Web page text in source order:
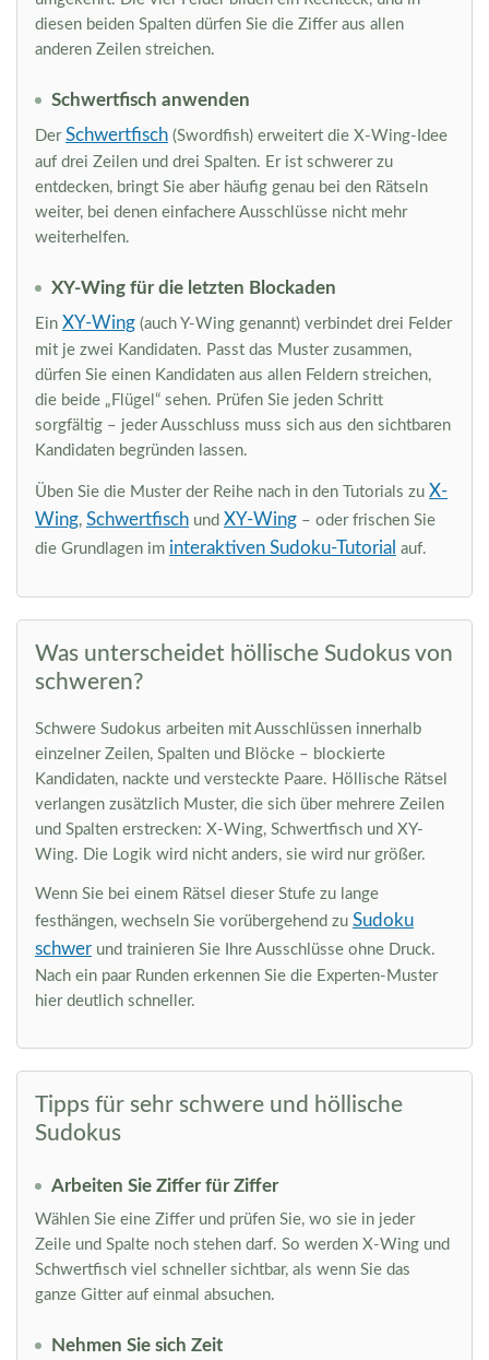
diesen beiden Spalten dürfen Sie die Ziffer aus allen
anderen Zeilen streichen.
Schwertfisch anwenden
Der Schwertfisch (Swordfish) erweitert die X-Wing-Idee
auf drei Zeilen und drei Spalten. Er ist schwerer zu
entdecken, bringt Sie aber häufig genau bei den Rätseln
weiter, bei denen einfachere Ausschlüsse nicht mehr
weiterhelfen.
XY-Wing für die letzten Blockaden
Ein XY-Wing (auch Y-Wing genannt) verbindet drei Felder
mit je zwei Kandidaten. Passt das Muster zusammen,
dürfen Sie einen Kandidaten aus allen Feldern streichen,
die beide „Flügel“ sehen. Prüfen Sie jeden Schritt
sorgfältig – jeder Ausschluss muss sich aus den sichtbaren
Kandidaten begründen lassen.
Üben Sie die Muster der Reihe nach in den Tutorials zu X-
Wing, Schwertfisch und XY-Wing – oder frischen Sie
die Grundlagen im interaktiven Sudoku-Tutorial auf.
Was unterscheidet höllische Sudokus von
schweren?
Schwere Sudokus arbeiten mit Ausschlüssen innerhalb
einzelner Zeilen, Spalten und Blöcke – blockierte
Kandidaten, nackte und versteckte Paare. Höllische Rätsel
verlangen zusätzlich Muster, die sich über mehrere Zeilen
und Spalten erstrecken: X-Wing, Schwertfisch und XY-
Wing. Die Logik wird nicht anders, sie wird nur größer.
Wenn Sie bei einem Rätsel dieser Stufe zu lange
festhängen, wechseln Sie vorübergehend zu Sudoku
schwer und trainieren Sie Ihre Ausschlüsse ohne Druck.
Nach ein paar Runden erkennen Sie die Experten-Muster
hier deutlich schneller.
Tipps für sehr schwere und höllische
Sudokus
Arbeiten Sie Ziffer für Ziffer
Wählen Sie eine Ziffer und prüfen Sie, wo sie in jeder
Zeile und Spalte noch stehen darf. So werden X-Wing und
Schwertfisch viel schneller sichtbar, als wenn Sie das
ganze Gitter auf einmal absuchen.
Nehmen Sie sich Zeit